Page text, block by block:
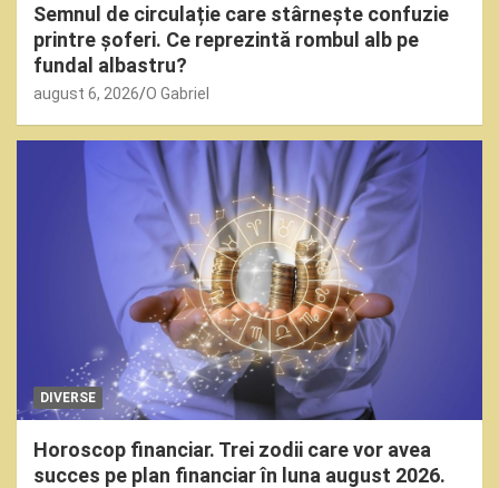
Semnul de circulație care stârnește confuzie
printre șoferi. Ce reprezintă rombul alb pe
fundal albastru?
august 6, 2026 O Gabriel
DIVERSE
Horoscop financiar. Trei zodii care vor avea
succes pe plan financiar în luna august 2026.